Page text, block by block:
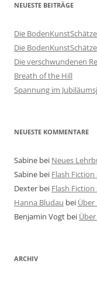
NEUESTE BEITRÄGE
Die
Die
Die verschwundenen
Breath of the Hill
Spannung im
NEUESTE KOMMENTARE
Sabine bei Neues
Sabine bei Flash
Dexter bei Flash
Hanna Bludau bei Über
Benjamin Vogt bei
ARCHIV